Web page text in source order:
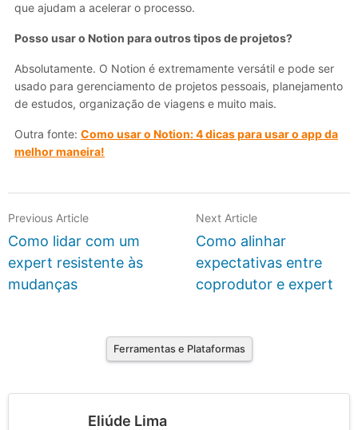
que ajudam a acelerar o processo.
Posso usar o Notion para outros tipos de projetos?
Absolutamente. O Notion é extremamente versátil e pode ser
usado para gerenciamento de projetos pessoais, planejamento
de estudos, organização de viagens e muito mais.
Outra fonte: Como usar o Notion: 4 dicas para usar o app da
melhor maneira!
Previous Article
Como lidar com um
expert resistente às
mudanças
Next Article
Como alinhar
expectativas entre
coprodutor e expert
Ferramentas e Plataformas
Eliúde Lima